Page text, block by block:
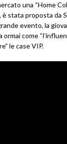
una “Home
stata proposta da
evento, la
come
le case VIP.